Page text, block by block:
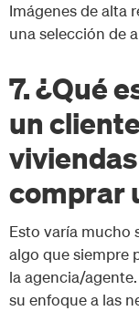
Imágenes de alta
una selección de
7. ¿Qué
un
comprar
Esto varía mucho
algo que siempre
la agencia/
su enfoque a las